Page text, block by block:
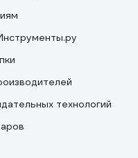
технологий